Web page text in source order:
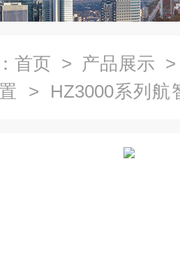
首页 > 产品展示
> HZ3000系列航